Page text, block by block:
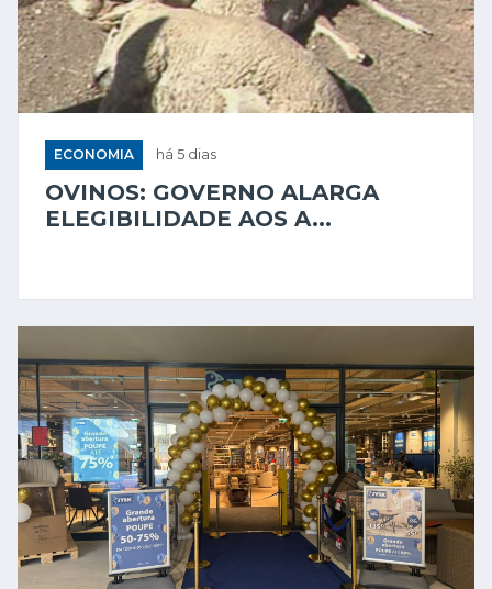
ECONOMIA há 5 dias
OVINOS: GOVERNO ALARGA
ELEGIBILIDADE AOS A...